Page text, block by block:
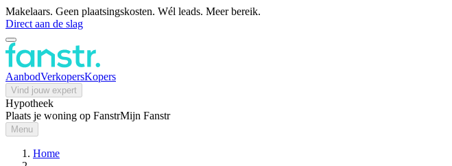
Makelaars. Geen plaatsingskosten. Wél leads. Meer bereik.
Direct aan de slag
AanbodVerkopersKopers
Vind jouw expert
Hypotheek
Plaats je woning op FanstrMijn Fanstr
Menu
Home